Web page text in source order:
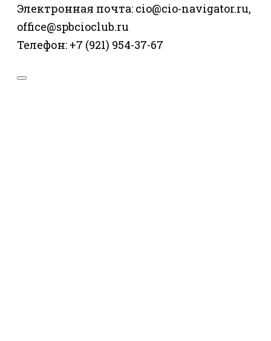
Электронная почта: cio@cio-navigator.ru,
office@spbcioclub.ru
Телефон: +7 (921) 954-37-67